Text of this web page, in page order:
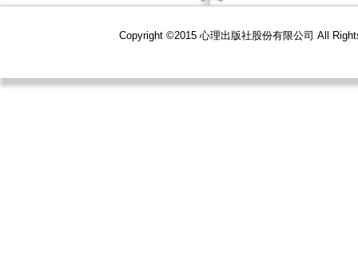
Copyright ©2015 心理出版社股份有限公司 All